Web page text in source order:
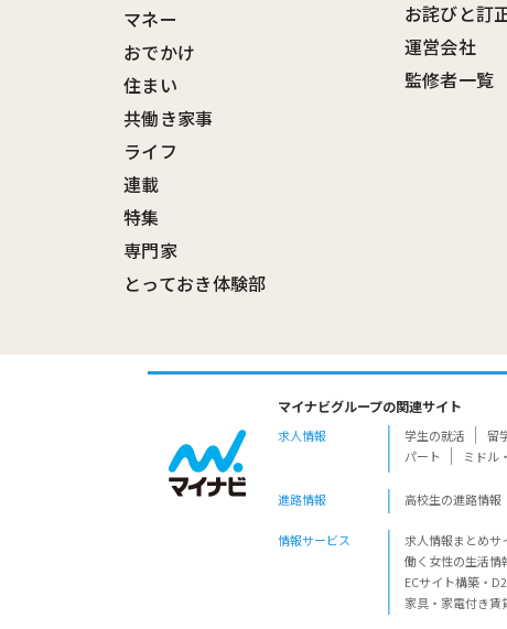
マネー
おでかけ
住まい
共働き家事
ライフ
連載
特集
専門家
とっておき体験部
お詫びと訂
運営会社
監修者一覧
マイナビグループの関連サイト
求人情報 学生の就活 留
パート
ミドル
進路情報 高校生の進路情報
情報サービス 求人情報まとめサ
働く女性の生活情
ECサイト構築・
家具・家電付き賃